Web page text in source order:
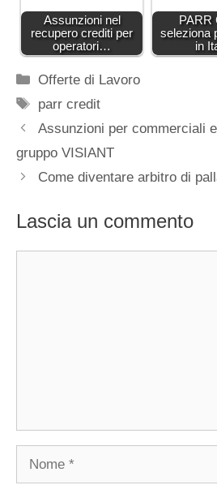
Assunzioni nel
recupero crediti per
operatori…
PARR
seleziona
in
Categorie
Offerte di Lavoro
Tag
parr credit
Assunzioni per commerciali
gruppo VISIANT
Come diventare arbitro di
Lascia un commento
Nome